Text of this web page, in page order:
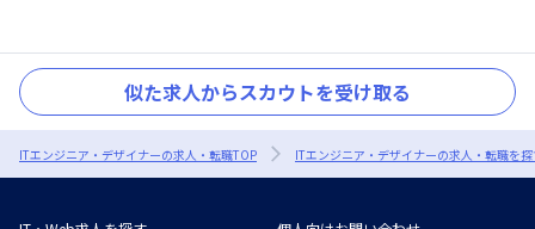
似た求人からスカウトを受け取る
ITエンジニア・デザイナーの求人・転職TOP ITエンジニア・デザイナーの求人・転職を